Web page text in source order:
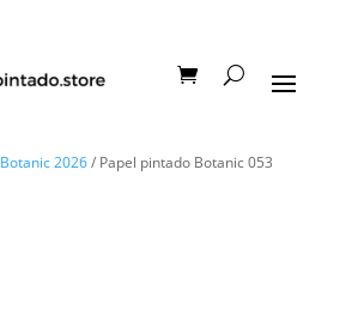
Botanic 2026/ Papel pintado Botanic 053